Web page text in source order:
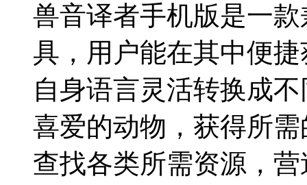
兽音译者手机版是一
具，用户能在其中便
自身语言灵活转换成
喜爱的动物，获得所
查找各类所需资源，